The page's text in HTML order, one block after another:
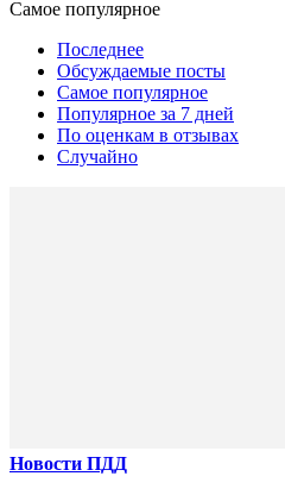
Самое популярное
Последнее
Обсуждаемые посты
Самое популярное
Популярное за 7 дней
По оценкам в отзывах
Случайно
Новости ПДД